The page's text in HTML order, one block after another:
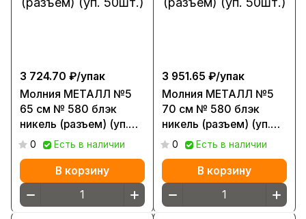
3 724.70 ₽/упак
Молния МЕТАЛЛ №5
65 см № 580 блэк
никель (разъем) (уп.
50шт.)
0 Есть в наличии
В корзину
3 951.65 ₽/упак
Молния МЕТАЛЛ №5
70 см № 580 блэк
никель (разъем) (уп.
50шт.)
0 Есть в наличии
В корзину